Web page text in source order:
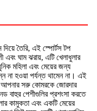
তৈরি, এই স্পোর্টস টপ
এবং ঘাম ঝরায়, এটি খেলাধুলার
মহিলা এবং মেয়ের জন্য
না হওয়া পর্যন্ত থামেন না। এই
আপনার সরু কোমরকে জোরদার
বাহুর পেশীগুলির প্রশংসা করতে
কামুকতা এবং একটি মেয়ের